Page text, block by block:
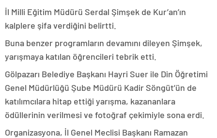
İl Milli Eğitim Müdürü Serdal Şimşek de Kur’an’ın
kalplere şifa verdiğini belirtti.
Buna benzer programların devamını dileyen Şimşek,
yarışmaya katılan öğrencileri tebrik etti.
Gölpazarı Belediye Başkanı Hayri Suer ile Din Öğretimi
Genel Müdürlüğü Şube Müdürü Kadir Söngüt’ün de
katılımcılara hitap ettiği yarışma, kazananlara
ödüllerinin verilmesi ve fotoğraf çekimiyle sona erdi.
Organizasyona, İl Genel Meclisi Başkanı Ramazan